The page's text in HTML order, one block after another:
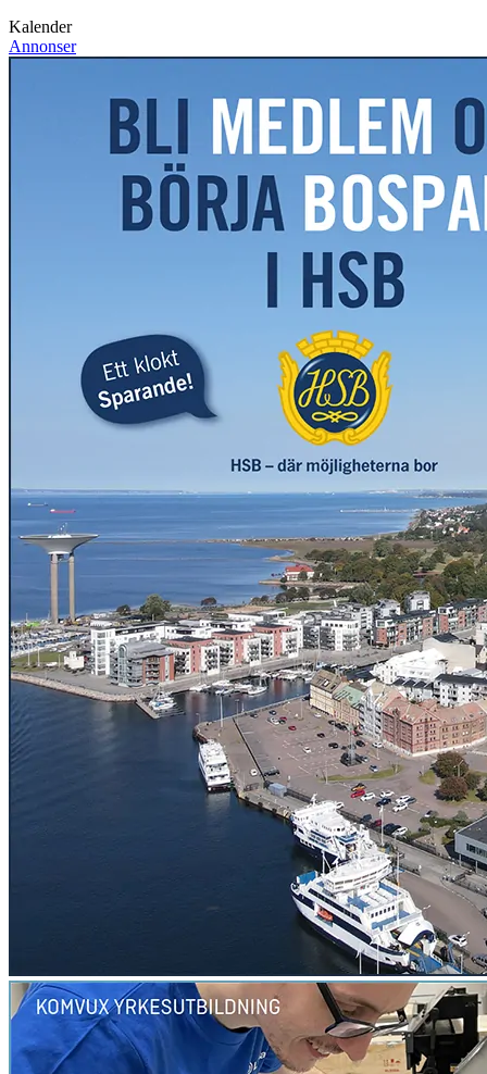
Kalender
Annonser